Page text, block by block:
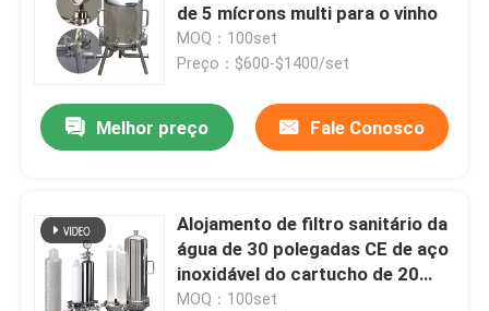
de 5 mícrons multi para o vinho
MOQ：100set
Preço：$600-$1400/set
Melhor preço Fale Conosco
Alojamento de filtro sanitário da
água de 30 polegadas CE de aço
inoxidável do cartucho de 20
polegadas
MOQ：100set